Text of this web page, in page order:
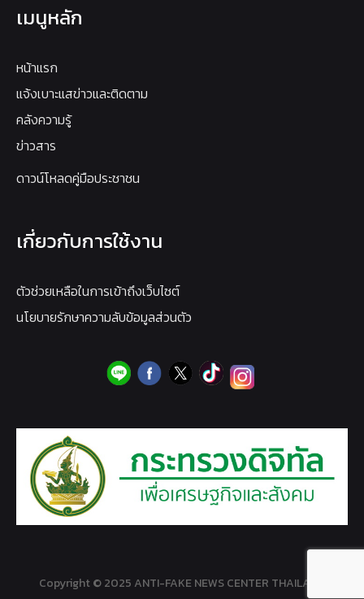
เมนูหลัก
หน้าแรก
แจ้งเบาะแสข่าวและติดตาม
คลังความรู้
ข่าวสาร
ดาวน์โหลดคู่มือประชาชน
เกี่ยวกับการใช้งาน
ตัวช่วยเหลือในการเข้าถึงเว็บไซต์
นโยบายรักษาความลับข้อมูลส่วนตัว
Copyright © 2025 ANTI-FAKE NEWS CENTER THAILAND